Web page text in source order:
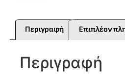
Περιγραφή Επιπλέον
Περιγραφή